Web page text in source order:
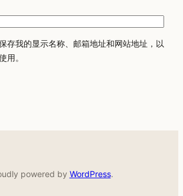
存我的显示名称、邮箱地址和网站地址，以
用。
powered by WordPress.